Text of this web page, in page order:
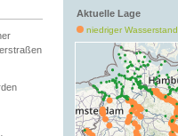
Aktuelle Lage
niedriger Wasserstand